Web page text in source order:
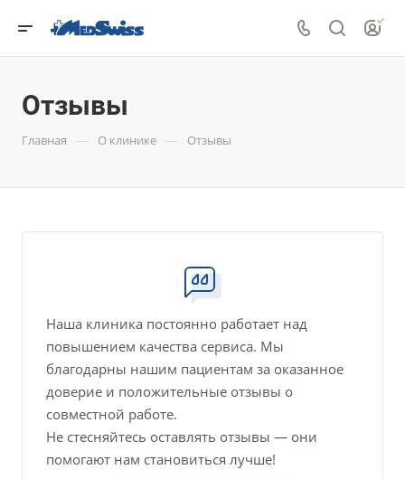
Отзывы
Главная — О клинике — Отзывы
Наша клиника постоянно работает над
повышением качества сервиса. Мы
благодарны нашим пациентам за оказанное
доверие и положительные отзывы о
совместной работе.
Не стесняйтесь оставлять отзывы — они
помогают нам становиться лучше!